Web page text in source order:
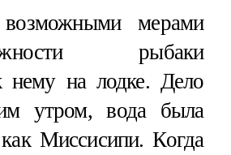
мерами
рыбаки
нему на лодке. Дело
утром, вода была
Миссисипи. Когда